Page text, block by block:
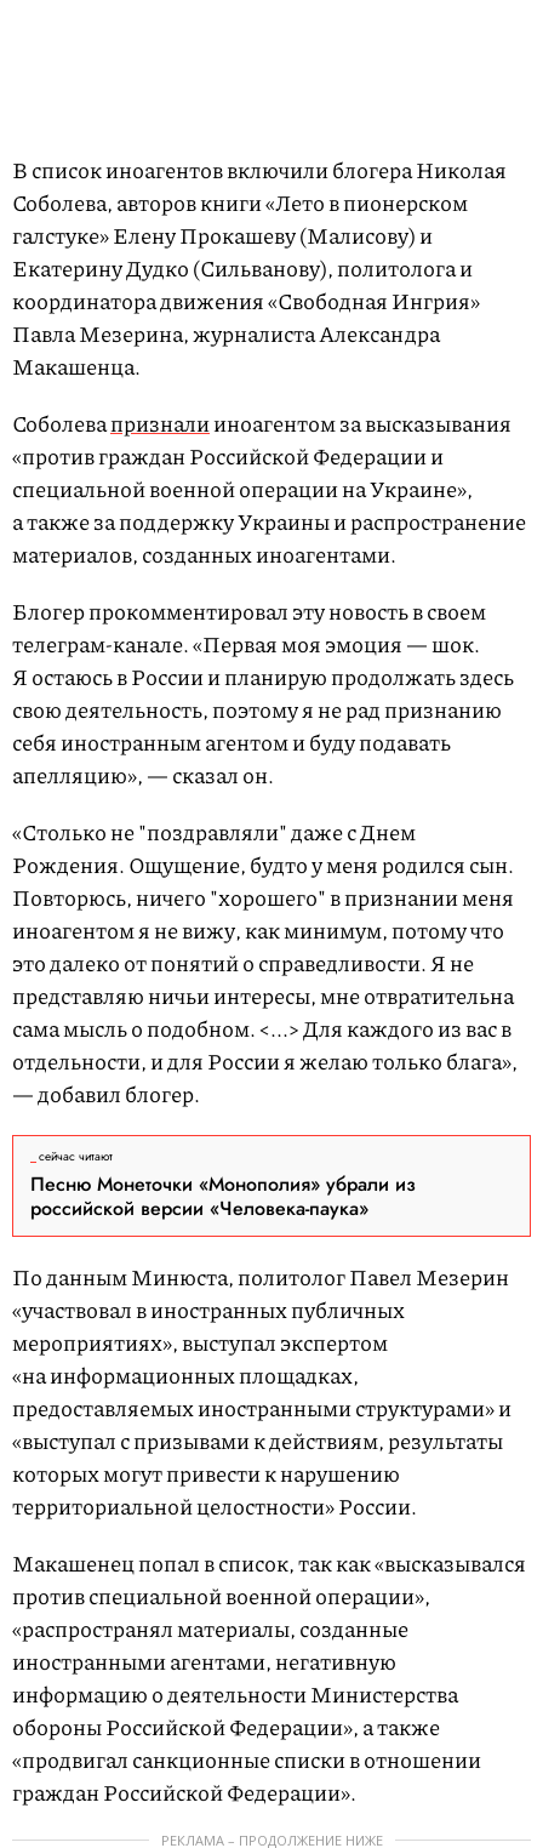
В список иноагентов включили блогера Николая
Соболева, авторов книги «Лето в пионерском
галстуке» Елену Прокашеву(Малисову)и
Екатерину Дудко(Сильванову), политолога и
координатора движения «Свободная Ингрия»
Павла Мезерина, журналиста Александра
Макашенца.
Соболевапризналииноагентом за высказывания
«против граждан Российской Федерации и
специальной военной операции на Украине»,
а также за поддержку Украины и распространение
материалов, созданных иноагентами.
Блогер прокомментировал эту новость в своем
телеграм-канале. «Первая моя эмоция—шок.
Я остаюсь в России и планирую продолжать здесь
свою деятельность, поэтому я не рад признанию
себя иностранным агентом и буду подавать
апелляцию», — сказал он.
«Столько не "поздравляли" даже с Днем
Рождения. Ощущение, будто у меня родился сын.
Повторюсь, ничего "хорошего" в признании меня
иноагентом я не вижу, как минимум, потому что
это далеко от понятий о справедливости. Я не
представляю ничьи интересы, мне отвратительна
сама мысль о подобном. <...> Для каждого из вас в
отдельности, и для России я желаю только блага»,
— добавил блогер.
сейчас читают
Песню Монеточки «Монополия» убрали из
российской версии «Человека-паука»
По данным Минюста, политолог Павел Мезерин
«участвовал в иностранных публичных
мероприятиях», выступал экспертом
«на информационных площадках,
предоставляемых иностранными структурами» и
«выступал с призывами к действиям, результаты
которых могут привести к нарушению
территориальной целостности» России.
Макашенец попал в список, так как «высказывался
против специальной военной операции»,
«распространял материалы, созданные
иностранными агентами, негативную
информацию о деятельности Министерства
обороны Российской Федерации», а также
«продвигал санкционные списки в отношении
граждан Российской Федерации».
РЕКЛАМА – ПРОДОЛЖЕНИЕ НИЖЕ